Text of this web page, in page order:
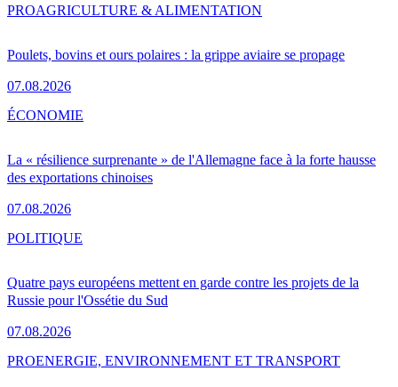
Poulets, bovins et ours polaires : la grippe aviaire se propage
07.08.2026
PROAGRICULTURE & ALIMENTATION
La « résilience surprenante » de l'Allemagne face à la forte hausse
des exportations chinoises
07.08.2026
ÉCONOMIE
Quatre pays européens mettent en garde contre les projets de la
Russie pour l'Ossétie du Sud
07.08.2026
POLITIQUE
PROENERGIE, ENVIRONNEMENT ET TRANSPORT